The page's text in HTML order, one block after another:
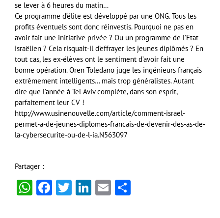
se lever à 6 heures du matin…
Ce programme d’élite est développé par une ONG. Tous les
profits éventuels sont donc réinvestis. Pourquoi ne pas en
avoir fait une initiative privée ? Ou un programme de l’Etat
israëlien ? Cela risquait-il d’effrayer les jeunes diplômés ? En
tout cas, les ex-élèves ont le sentiment d’avoir fait une
bonne opération. Oren Toledano juge les ingénieurs français
extrêmement intelligents… mais trop généralistes. Autant
dire que l’année à Tel Aviv complète, dans son esprit,
parfaitement leur CV !
http://www.usinenouvelle.com/article/comment-israel-
permet-a-de-jeunes-diplomes-francais-de-devenir-des-as-de-
la-cybersecurite-ou-de-l-ia.N563097
Partager :
WhatsApp
Facebook
Twitter
LinkedIn
Email